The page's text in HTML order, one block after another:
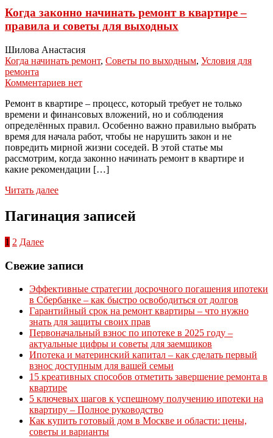
Когда законно начинать ремонт в квартире –
правила и советы для выходных
Шилова Анастасия
Когда начинать ремонт, Советы по выходным, Условия для
ремонта
Комментариев нет
Ремонт в квартире – процесс, который требует не только
времени и финансовых вложений, но и соблюдения
определённых правил. Особенно важно правильно выбрать
время для начала работ, чтобы не нарушить закон и не
повредить мирной жизни соседей. В этой статье мы
рассмотрим, когда законно начинать ремонт в квартире и
какие рекомендации […]
Читать далее
Пагинация записей
1 2 Далее
Свежие записи
Эффективные стратегии досрочного погашения ипотеки
в Сбербанке – как быстро освободиться от долгов
Гарантийный срок на ремонт квартиры – что нужно
знать для защиты своих прав
Первоначальный взнос по ипотеке в 2025 году –
актуальные цифры и советы для заемщиков
Ипотека и материнский капитал – как сделать первый
взнос доступным для вашей семьи
15 креативных способов отметить завершение ремонта в
квартире
5 ключевых шагов к успешному получению ипотеки на
квартиру – Полное руководство
Как купить готовый дом в Москве и области: цены,
советы и варианты